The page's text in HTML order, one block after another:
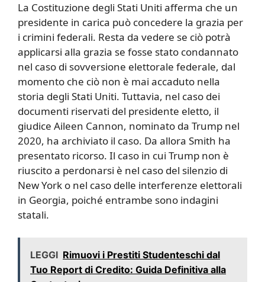
La Costituzione degli Stati Uniti afferma che un
presidente in carica può concedere la grazia per
i crimini federali. Resta da vedere se ciò potrà
applicarsi alla grazia se fosse stato condannato
nel caso di sovversione elettorale federale, dal
momento che ciò non è mai accaduto nella
storia degli Stati Uniti. Tuttavia, nel caso dei
documenti riservati del presidente eletto, il
giudice Aileen Cannon, nominato da Trump nel
2020, ha archiviato il caso. Da allora Smith ha
presentato ricorso. Il caso in cui Trump non è
riuscito a perdonarsi è nel caso del silenzio di
New York o nel caso delle interferenze elettorali
in Georgia, poiché entrambe sono indagini
statali.
LEGGI Rimuovi i Prestiti Studenteschi dal
Tuo Report di Credito: Guida Definitiva alla